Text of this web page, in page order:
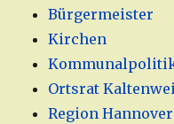
Bürgermeister
Kirchen
Ortsrat
Region Hannover